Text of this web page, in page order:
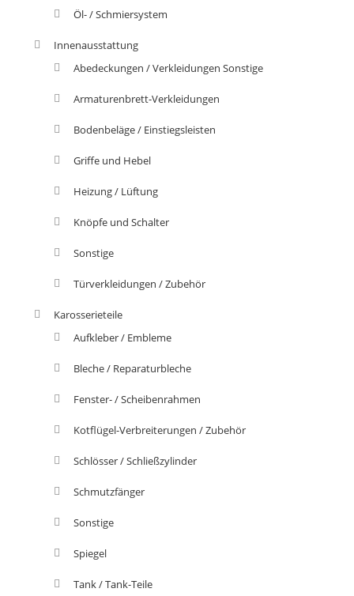
Öl- / Schmiersystem
Innenausstattung
Abedeckungen / Verkleidungen Sonstige
Armaturenbrett-Verkleidungen
Bodenbeläge / Einstiegsleisten
Griffe und Hebel
Heizung / Lüftung
Knöpfe und Schalter
Sonstige
Türverkleidungen / Zubehör
Karosserieteile
Aufkleber / Embleme
Bleche / Reparaturbleche
Fenster- / Scheibenrahmen
Kotflügel-Verbreiterungen / Zubehör
Schlösser / Schließzylinder
Schmutzfänger
Sonstige
Spiegel
Tank / Tank-Teile